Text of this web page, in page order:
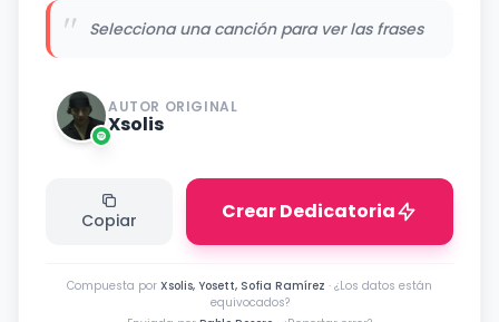
" Selecciona una canción para ver las frases
AUTOR ORIGINAL
Xsolis
Copiar Crear Dedicatoria
Compuesta por Xsolis, Yosett, Sofia Ramírez · ¿Los datos están
equivocados?